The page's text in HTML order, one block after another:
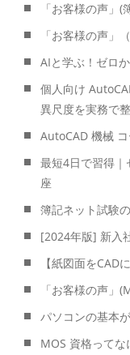
「お客様の声」(
「お客様の声」
AIと学ぶ！ゼロ
個人向け
異尺度を実務で
AutoCAD 機械 コ
最短4日で習得
座
簿記ネット試験
[2024年版] 新入
【紙図面をCAD
「お客様の声」
パソコンの基本
MOS 資格ってな